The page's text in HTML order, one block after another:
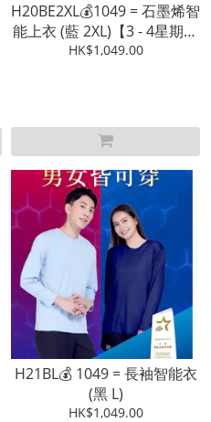
H20BE2XL💰1049 = 石墨烯智
能上衣 (藍 2XL)【3 - 4星期發
貨】
HK$1,049.00
H21BL💰 1049 = 長袖智能衣
(黑 L)
HK$1,049.00